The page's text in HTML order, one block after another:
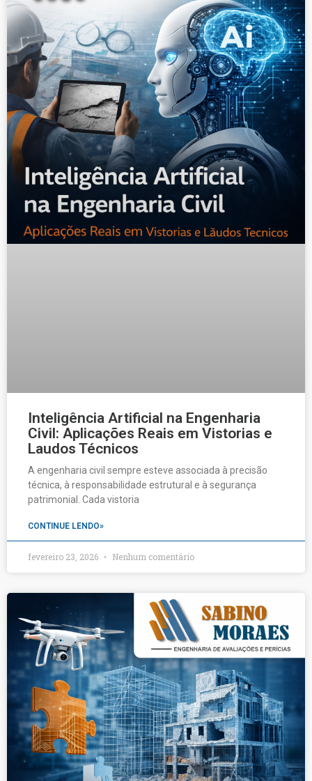
Inteligência Artificial na Engenharia
Civil: Aplicações Reais em Vistorias e
Laudos Técnicos
A engenharia civil sempre esteve associada à precisão
técnica, à responsabilidade estrutural e à segurança
patrimonial. Cada vistoria
CONTINUE LENDO»
fevereiro 23, 2026 Nenhum comentário